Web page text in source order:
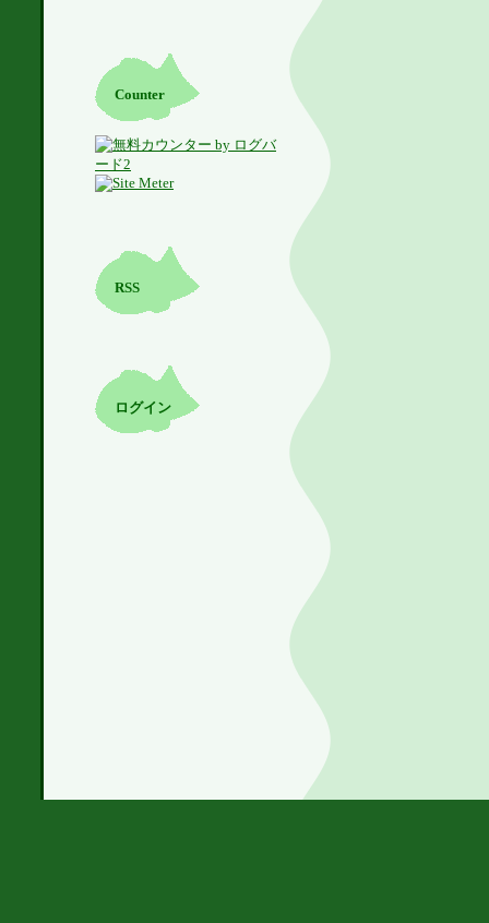
Counter
RSS
ログイン